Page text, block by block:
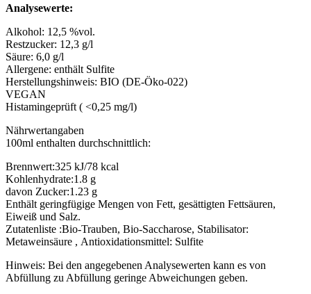
Analysewerte:
Alkohol: 12,5 %vol.
Restzucker: 12,3 g/l
Säure: 6,0 g/l
Allergene: enthält Sulfite
Herstellungshinweis: BIO (DE-Öko-022)
VEGAN
Histamingeprüft ( <0,25 mg/l)
Nährwertangaben
100ml enthalten durchschnittlich:
Brennwert:325 kJ/78 kcal
Kohlenhydrate:1.8 g
davon Zucker:1.23 g
Enthält geringfügige Mengen von Fett, gesättigten Fettsäuren,
Eiweiß und Salz.
Zutatenliste :Bio-Trauben, Bio-Saccharose, Stabilisator:
Metaweinsäure , Antioxidationsmittel: Sulfite
Hinweis: Bei den angegebenen Analysewerten kann es von
Abfüllung zu Abfüllung geringe Abweichungen geben.